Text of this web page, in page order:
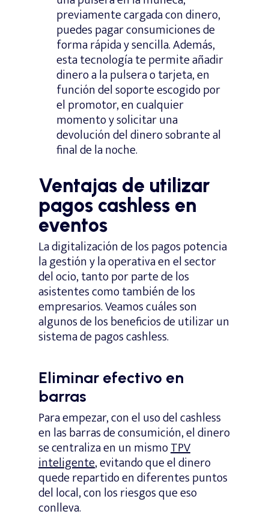
previamente cargada con dinero,
puedes pagar consumiciones de
forma rápida y sencilla. Además,
esta tecnología te permite añadir
dinero a la pulsera o tarjeta, en
función del soporte escogido por
el promotor, en cualquier
momento y solicitar una
devolución del dinero sobrante al
final de la noche.
Ventajas de utilizar
pagos cashless en
eventos
La digitalización de los pagos potencia
la gestión y la operativa en el sector
del ocio, tanto por parte de los
asistentes como también de los
empresarios. Veamos cuáles son
algunos de los beneficios de utilizar un
sistema de pagos cashless.
Eliminar efectivo en
barras
Para empezar, con el uso del cashless
en las barras de consumición, el dinero
se centraliza en un mismoTPV
inteligente, evitando que el dinero
quede repartido en diferentes puntos
del local, con los riesgos que eso
conlleva.